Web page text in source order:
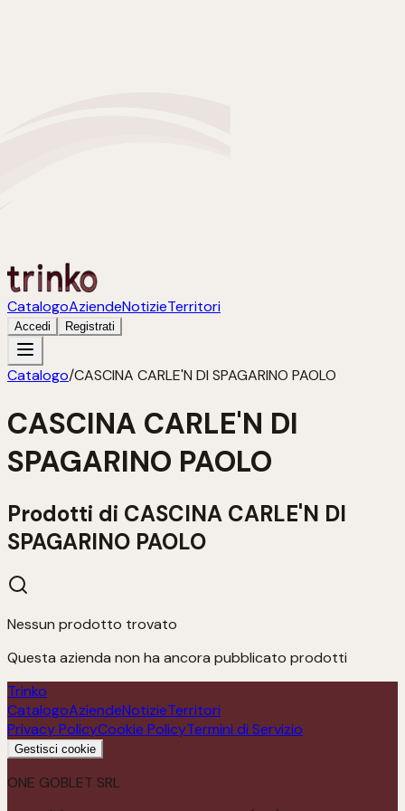
CatalogoAziendeNotizieTerritori
Accedi Registrati
Catalogo/CASCINA CARLE'N DI SPAGARINO PAOLO
CASCINA CARLE'N DI
SPAGARINO PAOLO
Prodotti di CASCINA CARLE'N DI
SPAGARINO PAOLO
Nessun prodotto trovato
Questa azienda non ha ancora pubblicato prodotti
Trinko
CatalogoAziendeNotizieTerritori
Privacy PolicyCookie PolicyTermini di Servizio
Gestisci cookie
ONE GOBLET SRL